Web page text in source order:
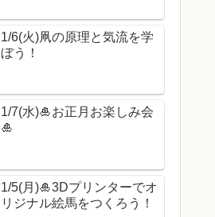
1/6(火)凧の原理と気流を学
ぼう！
1/7(水)🎍お正月お楽しみ会
🎍
1/5(月)🎍3Dプリンターでオ
リジナル絵馬をつくろう！